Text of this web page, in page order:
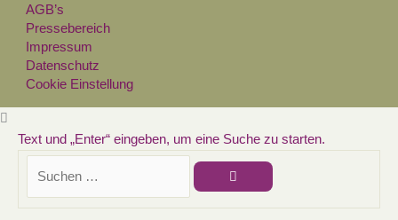
AGB’s
Pressebereich
Impressum
Datenschutz
Cookie Einstellung
Text und „Enter“ eingeben, um eine Suche zu starten.